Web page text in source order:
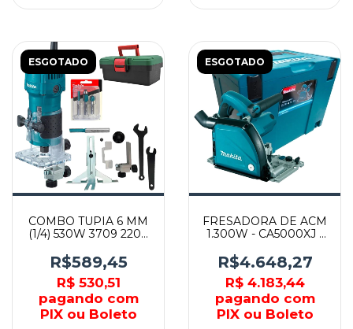
ESGOTADO
COMBO TUPIA 6 MM
(1/4) 530W 3709 220V
CAIXA 14 POL. -
MAKITA
R$589,45
R$ 530,51
pagando com
PIX ou Boleto
ESGOTADO
FRESADORA DE ACM
1.300W - CA5000XJ -
R$4.648,27
R$ 4.183,44
pagando com
PIX ou Boleto